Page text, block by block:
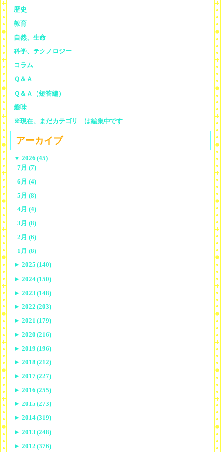
歴史
教育
自然、生命
科学、テクノロジー
コラム
Ｑ＆Ａ
Ｑ＆Ａ（短答編）
趣味
※現在、まだカテゴリ—は編集中です
アーカイブ
▼ 2026 (45)
7月 (7)
6月 (4)
5月 (8)
4月 (4)
3月 (8)
2月 (6)
1月 (8)
► 2025 (140)
► 2024 (150)
► 2023 (148)
► 2022 (203)
► 2021 (179)
► 2020 (216)
► 2019 (196)
► 2018 (212)
► 2017 (227)
► 2016 (255)
► 2015 (273)
► 2014 (319)
► 2013 (248)
► 2012 (376)